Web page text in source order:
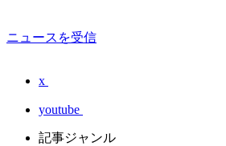
ニュースを受信
x
youtube
記事ジャンル